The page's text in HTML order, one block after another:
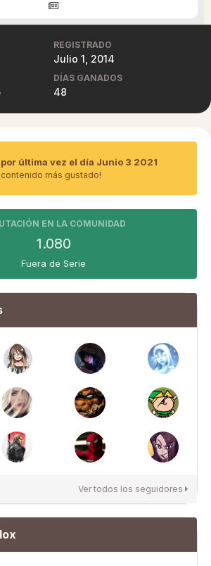
REGISTRADO
Julio 1, 2014
DÍAS GANADOS
48
última vez el día Junio 3 2021
contenido más gustado!
EN LA COMUNIDAD
1.080
Fuera de Serie
Ver todos los seguidores